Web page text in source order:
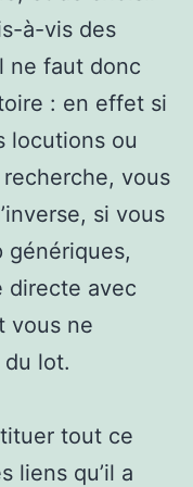
à-vis des
ne faut donc
: en effet si
locutions ou
vous
si vous
génériques,
directe avec
vous ne
lot.
tout ce
liens qu’il a